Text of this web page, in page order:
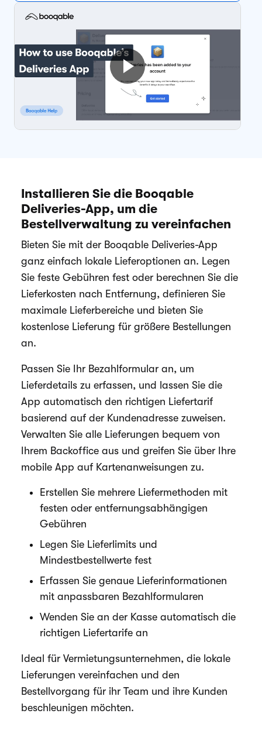
Installieren Sie die Booqable
Deliveries-App, um die
Bestellverwaltung zu vereinfachen
Bieten Sie mit der Booqable Deliveries-App
ganz einfach lokale Lieferoptionen an. Legen
Sie feste Gebühren fest oder berechnen Sie die
Lieferkosten nach Entfernung, definieren Sie
maximale Lieferbereiche und bieten Sie
kostenlose Lieferung für größere Bestellungen
an.
Passen Sie Ihr Bezahlformular an, um
Lieferdetails zu erfassen, und lassen Sie die
App automatisch den richtigen Liefertarif
basierend auf der Kundenadresse zuweisen.
Verwalten Sie alle Lieferungen bequem von
Ihrem Backoffice aus und greifen Sie über Ihre
mobile App auf Kartenanweisungen zu.
Erstellen Sie mehrere Liefermethoden mit
festen oder entfernungsabhängigen
Gebühren
Legen Sie Lieferlimits und
Mindestbestellwerte fest
Erfassen Sie genaue Lieferinformationen
mit anpassbaren Bezahlformularen
Wenden Sie an der Kasse automatisch die
richtigen Liefertarife an
Ideal für Vermietungsunternehmen, die lokale
Lieferungen vereinfachen und den
Bestellvorgang für ihr Team und ihre Kunden
beschleunigen möchten.